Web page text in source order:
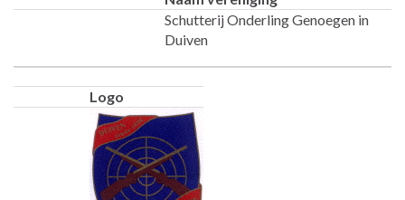
Schutterij Onderling Genoegen in
Duiven
Logo